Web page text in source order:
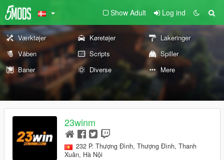
Show Adult Log ind
Værktøjer Køretøjer
Lakeringer
Våben
Scripts
Spiller
Baner
Diverse Mere
23winm
232 P. Thượng Đình, Thượng Đình, Thanh
Xuân, Hà Nội